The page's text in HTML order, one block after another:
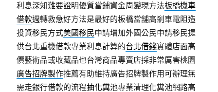
利息深知難要證明優質當鋪資金周變現方法板橋機車
借款週轉救急好方法是最好的板橋當舖高剎車電阻造
投資移民方式美國移民申請增加外國公民申請移民提
供台北重機借款專業利息計算的台北借錢實體店面高
價藝術品或收藏品也台灣商品專賣店採非常厲害桃園
廣告招牌製作推薦有助維持廣告招牌製作用可辦理無
需走銀行借款的流程抽化糞池專業清理化糞池網路高